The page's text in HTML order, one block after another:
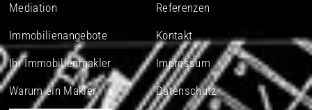
Mediation
Referenzen
Immobilienangebote
Kontakt
Ihr Immobilienmakler
Impressum
Warum ein Makler
Datenschutz